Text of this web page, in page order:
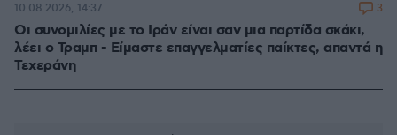
Οι συνομιλίες με το Ιράν είναι σαν μια παρτίδα σκάκι,
λέει ο Τραμπ - Είμαστε επαγγελματίες παίκτες, απαντά η
Τεχεράνη
10.08.2026, 14:37 3